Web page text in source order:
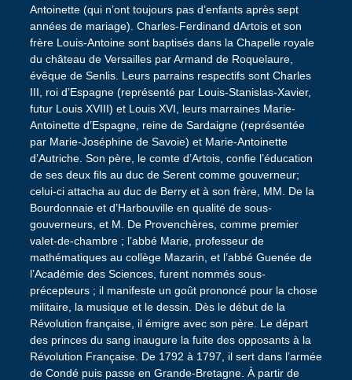
Antoinette (qui n’ont toujours pas d’enfants après sept
années de mariage). Charles-Ferdinand dArtois et son
frère Louis-Antoine sont baptisés dans la Chapelle royale
du château de Versailles par Armand de Roquelaure,
évêque de Senlis. Leurs parrains respectifs sont Charles
III, roi d’Espagne (représenté par Louis-Stanislas-Xavier,
futur Louis XVIII) et Louis XVI, leurs marraines Marie-
Antoinette d’Espagne, reine de Sardaigne (représentée
par Marie-Joséphine de Savoie) et Marie-Antoinette
d’Autriche. Son père, le comte d’Artois, confie l’éducation
de ses deux fils au duc de Serent comme gouverneur;
celui-ci attacha au duc de Berry et à son frère, MM. De la
Bourdonnaie et d’Harbouville en qualité de sous-
gouverneurs, et M. De Provenchères, comme premier
valet-de-chambre ; l’abbé Marie, professeur de
mathématiques au collège Mazarin, et l’abbé Guenée de
l’Académie des Sciences, furent nommés sous-
précepteurs ; il manifeste un goût prononcé pour la chose
militaire, la musique et le dessin. Dès le début de la
Révolution française, il émigre avec son père. Le départ
des princes du sang inaugure la fuite des opposants à la
Révolution Française. De 1792 à 1797, il sert dans l’armée
de Condé puis passe en Grande-Bretagne. À partir de